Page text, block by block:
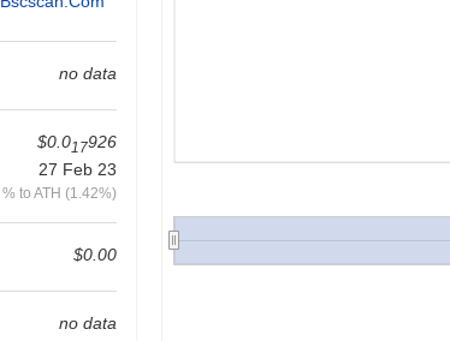
no data
$0.017926
27 Feb 23
% to ATH (1.42%)
$0.00
no data